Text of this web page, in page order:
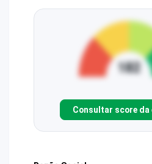
Consultar score da